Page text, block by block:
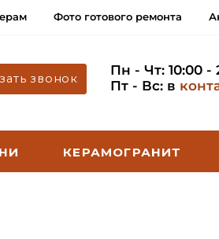
Фото готового ремонта
звонок
Пн - Чт: 10:00 -
Пт - Вс: в
КЕРАМОГРАНИТ